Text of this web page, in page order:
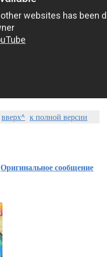
вверх^ к полной версии
Оригинальное сообщение